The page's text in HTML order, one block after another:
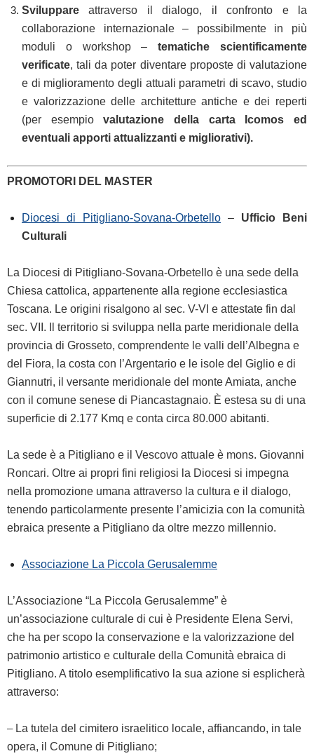
Sviluppare attraverso il dialogo, il confronto e la
collaborazione internazionale – possibilmente in più
moduli o workshop –tematiche scientificamente
verificate, tali da poter diventare proposte di valutazione
e di miglioramento degli attuali parametri di scavo, studio
e valorizzazione delle architetture antiche e dei reperti
(per esempiovalutazione della carta Icomos ed
eventuali apporti attualizzanti e migliorativi).
PROMOTORI DEL MASTER
Diocesi di Pitigliano-Sovana-Orbetello – Ufficio Beni
Culturali
La Diocesi di Pitigliano-Sovana-Orbetello è una sede della
Chiesa cattolica, appartenente alla regione ecclesiastica
Toscana. Le origini risalgono al sec. V-VI e attestate fin dal
sec. VII. Il territorio si sviluppa nella parte meridionale della
provincia di Grosseto, comprendente le valli dell’Albegna e
del Fiora, la costa con l’Argentario e le isole del Giglio e di
Giannutri, il versante meridionale del monte Amiata, anche
con il comune senese di Piancastagnaio. È estesa su di una
superficie di 2.177 Kmq e conta circa 80.000 abitanti.
La sede è a Pitigliano e il Vescovo attuale è mons. Giovanni
Roncari. Oltre ai propri fini religiosi la Diocesi si impegna
nella promozione umana attraverso la cultura e il dialogo,
tenendo particolarmente presente l’amicizia con la comunità
ebraica presente a Pitigliano da oltre mezzo millennio.
Associazione La Piccola Gerusalemme
L’Associazione “La Piccola Gerusalemme” è
un’associazione culturale di cui è Presidente Elena Servi,
che ha per scopo la conservazione e la valorizzazione del
patrimonio artistico e culturale della Comunità ebraica di
Pitigliano. A titolo esemplificativo la sua azione si esplicherà
attraverso:
– La tutela del cimitero israelitico locale, affiancando, in tale
opera, il Comune di Pitigliano;